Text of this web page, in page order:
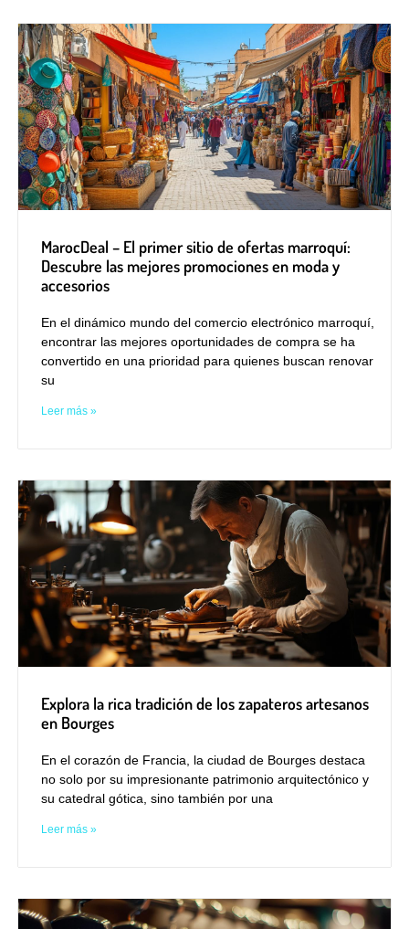
MarocDeal – El primer sitio de ofertas marroquí:
Descubre las mejores promociones en moda y
accesorios
En el dinámico mundo del comercio electrónico marroquí,
encontrar las mejores oportunidades de compra se ha
convertido en una prioridad para quienes buscan renovar
su
Leer más »
Explora la rica tradición de los zapateros artesanos
en Bourges
En el corazón de Francia, la ciudad de Bourges destaca
no solo por su impresionante patrimonio arquitectónico y
su catedral gótica, sino también por una
Leer más »